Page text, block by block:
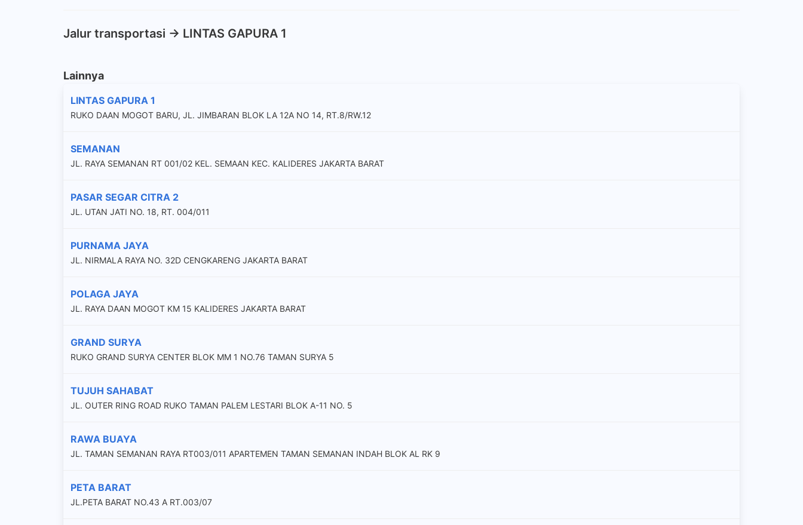
Jalur transportasi -> LINTAS GAPURA 1
Lainnya
LINTAS GAPURA 1
RUKO DAAN MOGOT BARU, JL. JIMBARAN BLOK LA 12A NO 14, RT.8/RW.12
SEMANAN
JL. RAYA SEMANAN RT 001/02 KEL. SEMAAN KEC. KALIDERES JAKARTA BARAT
PASAR SEGAR CITRA 2
JL. UTAN JATI NO. 18, RT. 004/011
PURNAMA JAYA
JL. NIRMALA RAYA NO. 32D CENGKARENG JAKARTA BARAT
POLAGA JAYA
JL. RAYA DAAN MOGOT KM 15 KALIDERES JAKARTA BARAT
GRAND SURYA
RUKO GRAND SURYA CENTER BLOK MM 1 NO.76 TAMAN SURYA 5
TUJUH SAHABAT
JL. OUTER RING ROAD RUKO TAMAN PALEM LESTARI BLOK A-11 NO. 5
RAWA BUAYA
JL. TAMAN SEMANAN RAYA RT003/011 APARTEMEN TAMAN SEMANAN INDAH BLOK AL RK 9
PETA BARAT
JL.PETA BARAT NO.43 A RT.003/07